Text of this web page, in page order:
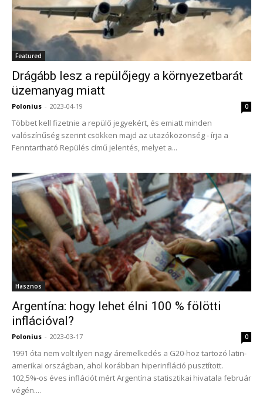
Featured
Drágább lesz a repülőjegy a környezetbarát
üzemanyag miatt
Polonius - 2023-04-19 0
Többet kell fizetnie a repülő jegyekért, és emiatt minden
valószínűség szerint csökken majd az utazóközönség - írja a
Fenntartható Repülés című jelentés, melyet a...
Hasznos
Argentína: hogy lehet élni 100 % fölötti
inflációval?
Polonius - 2023-03-17 0
1991 óta nem volt ilyen nagy áremelkedés a G20-hoz tartozó latin-
amerikai országban, ahol korábban hiperinfláció pusztított.
102,5%-os éves inflációt mért Argentína statisztikai hivatala február
végén....